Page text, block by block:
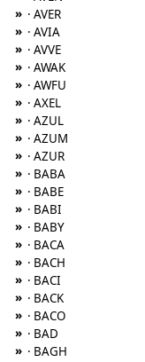
» · AVER
» · AVIA
» · AVVE
» · AWAK
» · AWFU
» · AXEL
» · AZUL
» · AZUM
» · AZUR
» · BABA
» · BABE
» · BABI
» · BABY
» · BACA
» · BACH
» · BACI
» · BACK
» · BACO
» · BAD
» · BAGH